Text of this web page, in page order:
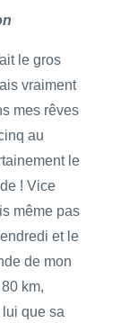
le gros
vraiment
mes rêves
au
le
! Vice
même pas
et le
de mon
km,
lui que sa